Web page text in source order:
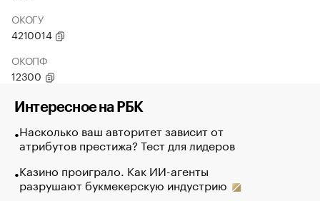
ОКОГУ
4210014
ОКОПФ
12300
Интересное на РБК
Насколько ваш авторитет зависит от
атрибутов престижа? Тест для лидеров
Казино проиграло. Как ИИ-агенты
разрушают букмекерскую индустрию